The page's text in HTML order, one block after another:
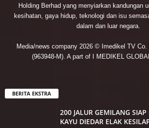
Holding Berhad yang menyiarkan kandungan
kesihatan, gaya hidup, teknologi dan isu
dalam dan luar negara.
Media/news company 2026 © Imedikel TV Co.
(963948-M). A part of I MEDIKEL
BERITA EKSTRA
200 JALUR GEMILANG
KAYU DIEDAR ELAK